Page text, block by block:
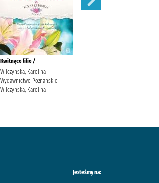
Kwitnące lilie /
Wilczyńska, Karolina
Wydawnictwo Poznańskie
Wilczyńska, Karolina
Jesteśmy na: